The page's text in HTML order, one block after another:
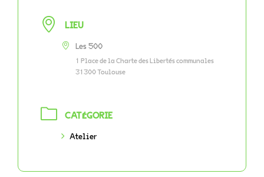
LIEU
Les 500
1 Place de la Charte des Libertés communales
31300 Toulouse
CATÉGORIE
Atelier